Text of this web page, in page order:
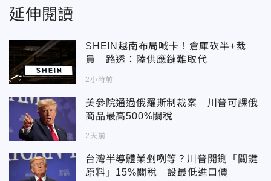
延伸閱讀
SHEIN越南布局喊卡！倉庫砍半+裁
員 路透：陸供應鏈難取代
2小時前
美參院通過俄羅斯制裁案 川普可課俄
商品最高500%關稅
2天前
台灣半導體業剉咧等？川普開鍘「關鍵
原料」15%關稅 設最低進口價